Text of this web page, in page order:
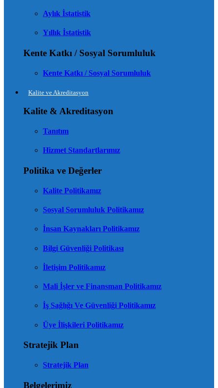
Aylık İstatistik
Yıllık İstatistik
Kente Katkı / Sosyal Sorumluluk
Kente Katkı / Sosyal Sorumluluk
Kalite ve Akreditasyon
Kalite & Akreditasyon
Tanıtım
Hizmet Standartlarımız
Politika ve Değerler
Kalite Politikamız
Sosyal Sorumluluk Politikamız
İnsan Kaynakları Politikamız
Bilgi Güvenliği Politikası
İletişim Politikamız
Mali İşler ve Finansman Politikamız
İş Sağlığı Ve Güvenliği Politikamız
Üye İlişkileri Politikamız
Stratejik Plan
Stratejik Plan
Belgelerimiz